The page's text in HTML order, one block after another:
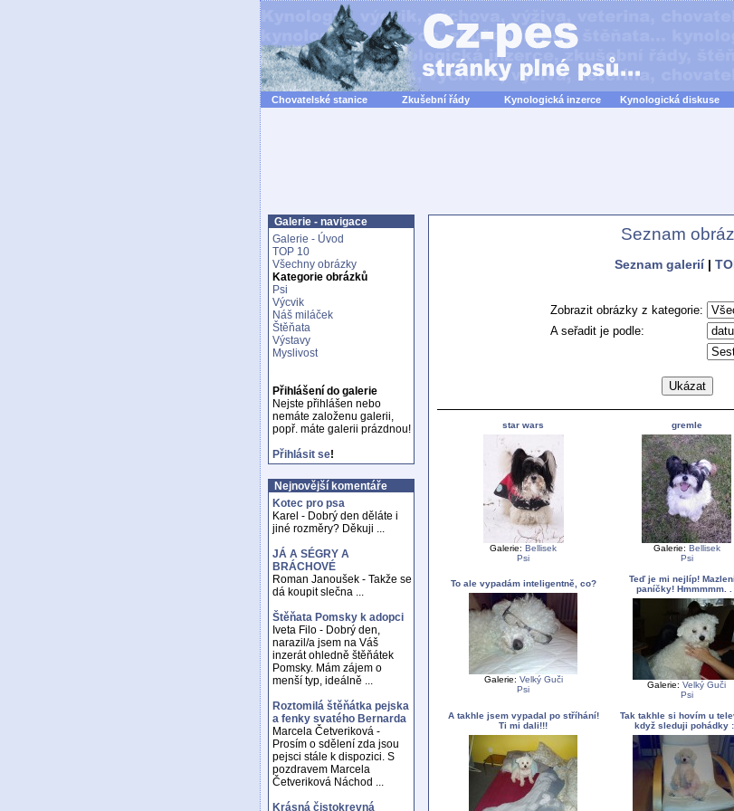
Chovatelské stanice Zkušební řády Kynologická inzerce Kynologická diskuse
Galerie - navigace
Galerie - Úvod
TOP 10
Všechny obrázky
Kategorie obrázků
Psi
Výcvik
Náš miláček
Štěňata
Výstavy
Myslivost
Přihlášení do galerie
Nejste přihlášen nebo
nemáte založenu galerii,
popř. máte galerii prázdnou!
Přihlásit se!
Nejnovější komentáře
Kotec pro psa
Karel - Dobrý den děláte i
jiné rozměry? Děkuji ...
JÁ A SÉGRY A
BRÁCHOVÉ
Roman Janoušek - Takže se
dá koupit slečna ...
Štěňata Pomsky k adopci
Iveta Filo - Dobrý den,
narazil/a jsem na Váš
inzerát ohledně štěňátek
Pomsky. Mám zájem o
menší typ, ideálně ...
Roztomilá štěňátka pejska
a fenky svatého Bernarda
Marcela Četveriková -
Prosím o sdělení zda jsou
pejsci stále k dispozici. S
pozdravem Marcela
Četveriková Náchod ...
Krásná čistokrevná
Seznam
Seznam galerií|
Zobrazit obrázky z kategorie:
A seřadit je podle:
star wars
Galerie: Bellisek
Psi
gremle
Galerie: Bellisek
Psi
To ale vypadám inteligentně, co?
Galerie: Velký Guči
Psi
Teď je mi nejlíp!
paníčky! Hmmmmm. . .
Galerie: Velký Guči
Psi
A takhle jsem vypadal po stříhání!
Ti mi dali!!!
Tak takhle si hovím u
když sleduji pohádky